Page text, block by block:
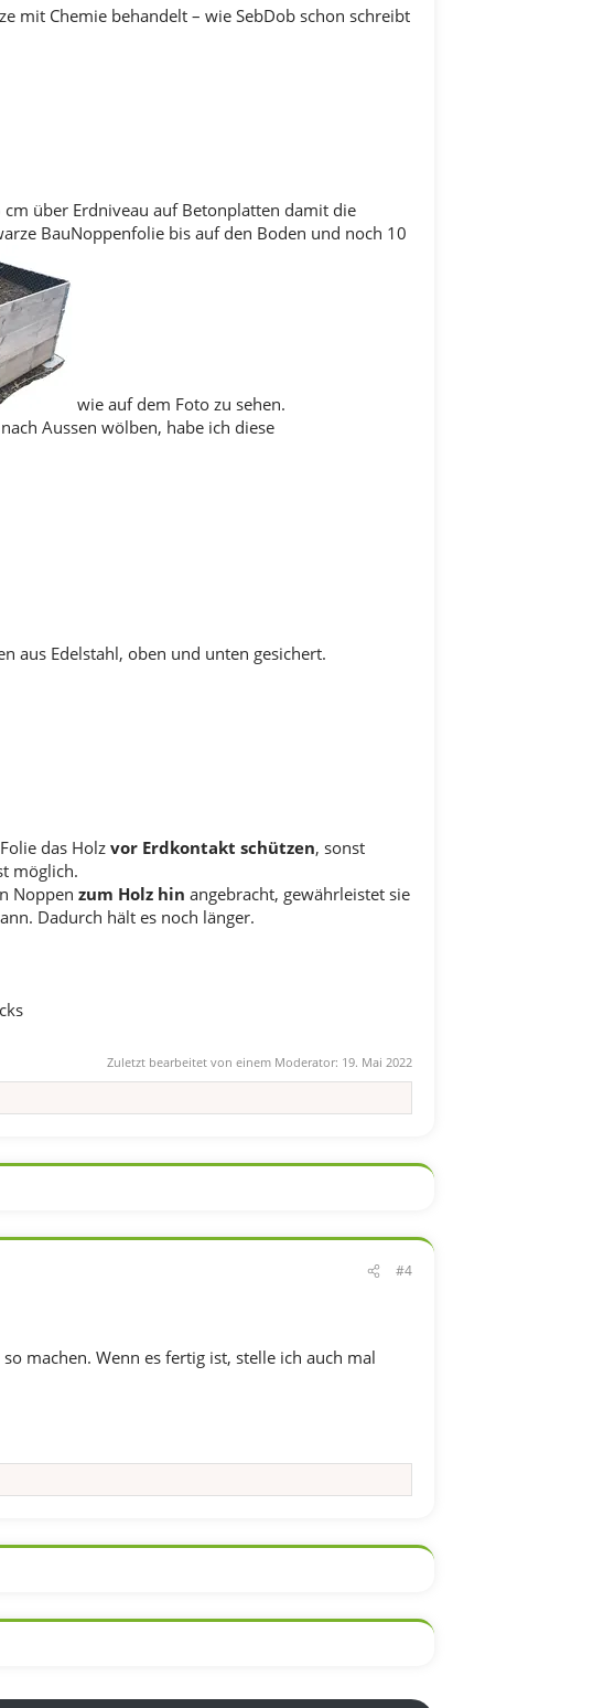
mit Chemie behandelt – wie SebDob schon schreibt
cm über Erdniveau auf Betonplatten damit die
BauNoppenfolie bis auf den Boden und noch 10
wie auf dem Foto zu sehen.
Aussen wölben, habe ich diese
aus Edelstahl, oben und unten gesichert.
das Holzvor Erdkontakt schützen, sonst
möglich.
Noppen zum Holz hin angebracht, gewährleistet sie
Dadurch hält es noch länger.
Zuletzt bearbeitet von einem Moderator: 19. Mai 2022
#4
machen. Wenn es fertig ist, stelle ich auch mal